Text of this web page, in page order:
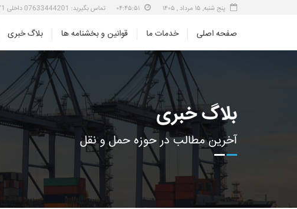
پنج شنبه, ۱۵ مرداد , ۱۴۰۵ تماس بگیرید: 07633444201 داخلی 271
صفحه اصلی خدمات ما قوانین و بخشنامه ها بلاگ خبری
بلاگ خبری
آخرین مطالب در حوزه حمل و نقل